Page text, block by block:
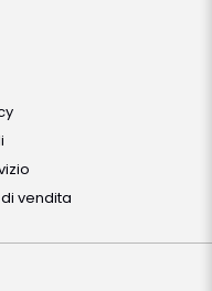
vendita